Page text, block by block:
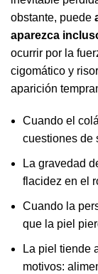
obstante, puede
aparezca
ocurrir por la
cigomático y
aparición
Cuando el
cuestiones de
La gravedad
flacidez en el
Cuando la
que la piel
La piel tiende
motivos: